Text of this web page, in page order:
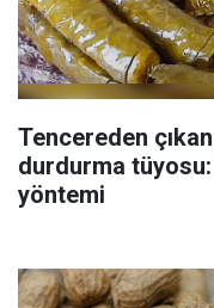
Tencereden çıkan
durdurma
yöntemi